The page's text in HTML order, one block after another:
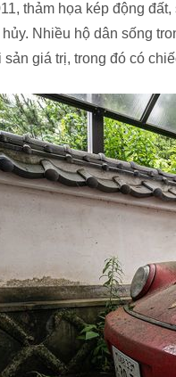
thảm họa kép động
Nhiều hộ dân sống
sản giá trị, trong đó có